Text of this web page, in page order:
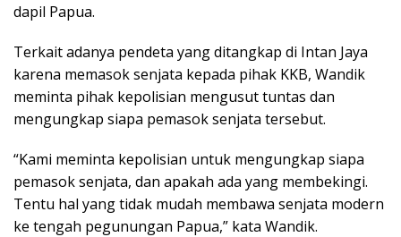
dapil Papua.
Terkait adanya pendeta yang ditangkap di Intan Jaya
karena memasok senjata kepada pihak KKB, Wandik
meminta pihak kepolisian mengusut tuntas dan
mengungkap siapa pemasok senjata tersebut.
“Kami meminta kepolisian untuk mengungkap siapa
pemasok senjata, dan apakah ada yang membekingi.
Tentu hal yang tidak mudah membawa senjata modern
ke tengah pegunungan Papua,” kata Wandik.